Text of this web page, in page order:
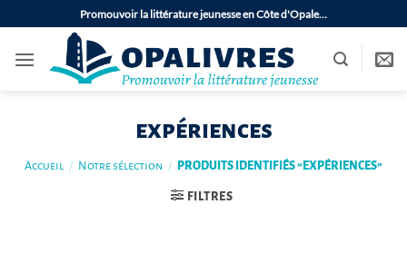
au
contenu
Promouvoir la littérature jeunesse en Côte d'Opale…
expériences
Accueil / Notre sélection / PRODUITS IDENTIFIÉS “EXPÉRIENCES”
FILTRES